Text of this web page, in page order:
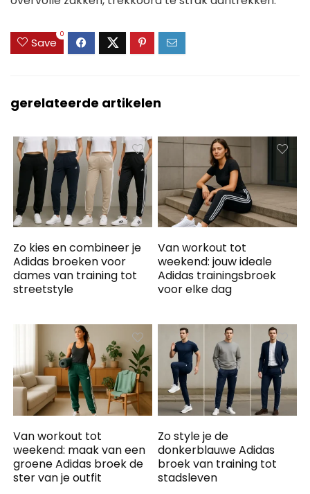
Save
0
gerelateerde artikelen
Zo kies en combineer je
Adidas broeken voor
dames van training tot
streetstyle
Van workout tot
weekend: jouw ideale
Adidas trainingsbroek
voor elke dag
Van workout tot
weekend: maak van een
groene Adidas broek de
ster van je outfit
Zo style je de
donkerblauwe Adidas
broek van training tot
stadsleven